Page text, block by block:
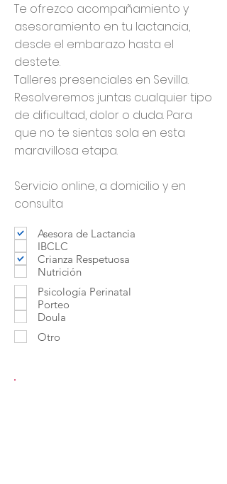
Te ofrezco acompañamiento y
asesoramiento en tu lactancia,
desde el embarazo hasta el
destete.
Talleres presenciales en Sevilla.
Resolveremos juntas cualquier tipo
de dificultad, dolor o duda. Para
que no te sientas sola en esta
maravillosa etapa.
Servicio online, a domicilio y en
consulta
Asesora de Lactancia
IBCLC
Crianza Respetuosa
Nutrición
Psicología Perinatal
Porteo
Doula
Otro